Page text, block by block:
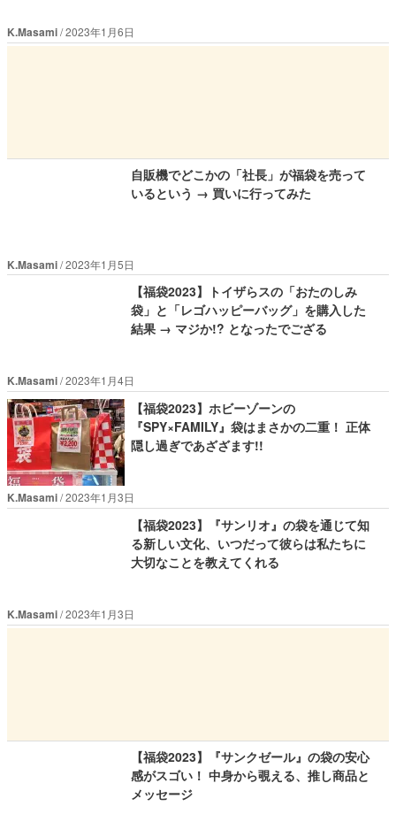
K.Masami 2023年1月6日
自販機でどこかの「社長」が福袋を売って
いるという → 買いに行ってみた
K.Masami 2023年1月5日
【福袋2023】トイザらスの「おたのしみ
袋」と「レゴハッピーバッグ」を購入した
結果 → マジか!? となったでござる
K.Masami 2023年1月4日
【福袋2023】ホビーゾーンの
『SPY×FAMILY』袋はまさかの二重！ 正体
隠し過ぎであざざます!!
K.Masami 2023年1月3日
【福袋2023】『サンリオ』の袋を通じて知
る新しい文化、いつだって彼らは私たちに
大切なことを教えてくれる
K.Masami 2023年1月3日
【福袋2023】『サンクゼール』の袋の安心
感がスゴい！ 中身から覗える、推し商品と
メッセージ